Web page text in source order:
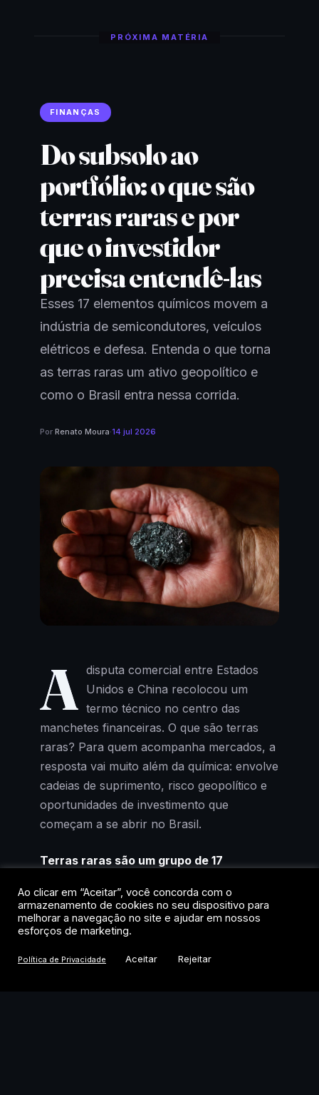
PRÓXIMA MATÉRIA
FINANÇAS
Do subsolo ao
portfólio: o que são
terras raras e por
que o investidor
precisa entendê-las
Esses 17 elementos químicos movem a
indústria de semicondutores, veículos
elétricos e defesa. Entenda o que torna
as terras raras um ativo geopolítico e
como o Brasil entra nessa corrida.
Por Renato Moura·14 jul 2026
A disputa comercial entre Estados
Unidos e China recolocou um
termo técnico no centro das
manchetes financeiras. O que são terras
raras? Para quem acompanha mercados, a
resposta vai muito além da química: envolve
cadeias de suprimento, risco geopolítico e
oportunidades de investimento que
começam a se abrir no Brasil.
Terras raras são um grupo de 17
mais ítrio e escândio, que, apesar do
nome, não são geologicamente escassos,
mas cuja extração e refino concentrados
tornam sua cadeia de suprimento um
Ao clicar em “Aceitar”, você concorda com o
armazenamento de cookies no seu dispositivo para
melhorar a navegação no site e ajudar em nossos
esforços de marketing.
Política de Privacidade Aceitar Rejeitar